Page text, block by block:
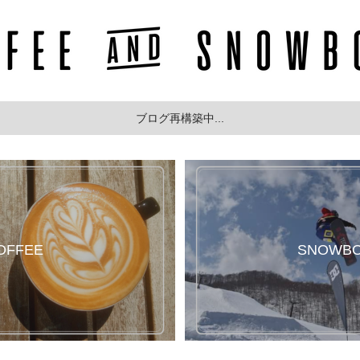
ブログ再構築中...